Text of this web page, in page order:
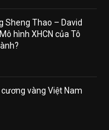
Sheng Thao – David
hình XHCN của Tô
vàng Việt Nam